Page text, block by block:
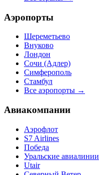
Аэропорты
Шереметьево
Внуково
Лондон
Сочи (Адлер)
Симферополь
Стамбул
Все аэропорты →
Авиакомпании
Аэрофлот
S7 Airlines
Победа
Уральские авиалинии
Utair